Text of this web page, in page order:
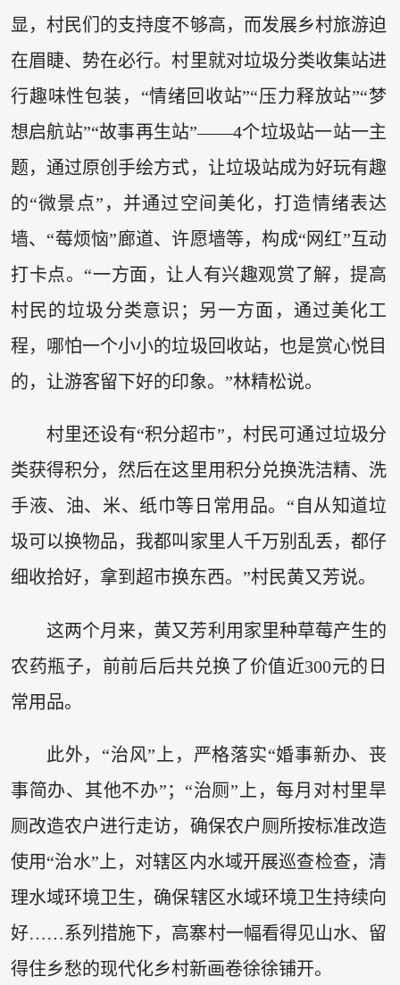
显，村民们的支持度不够高，而发展乡村旅游迫
在眉睫、势在必行。村里就对垃圾分类收集站进
行趣味性包装，“情绪回收站”“压力释放站”“梦
想启航站”“故事再生站”——4个垃圾站一站一主
题，通过原创手绘方式，让垃圾站成为好玩有趣
的“微景点”，并通过空间美化，打造情绪表达
墙、“莓烦恼”廊道、许愿墙等，构成“网红”互动
打卡点。“一方面，让人有兴趣观赏了解，提高
村民的垃圾分类意识；另一方面，通过美化工
程，哪怕一个小小的垃圾回收站，也是赏心悦目
的，让游客留下好的印象。”林精松说。
村里还设有“积分超市”，村民可通过垃圾分
类获得积分，然后在这里用积分兑换洗洁精、洗
手液、油、米、纸巾等日常用品。“自从知道垃
圾可以换物品，我都叫家里人千万别乱丢，都仔
细收拾好，拿到超市换东西。”村民黄又芳说。
这两个月来，黄又芳利用家里种草莓产生的
农药瓶子，前前后后共兑换了价值近300元的日
常用品。
此外，“治风”上，严格落实“婚事新办、丧
事简办、其他不办”；“治厕”上，每月对村里旱
厕改造农户进行走访，确保农户厕所按标准改造
使用“治水”上，对辖区内水域开展巡查检查，清
理水域环境卫生，确保辖区水域环境卫生持续向
好……系列措施下，高寨村一幅看得见山水、留
得住乡愁的现代化乡村新画卷徐徐铺开。